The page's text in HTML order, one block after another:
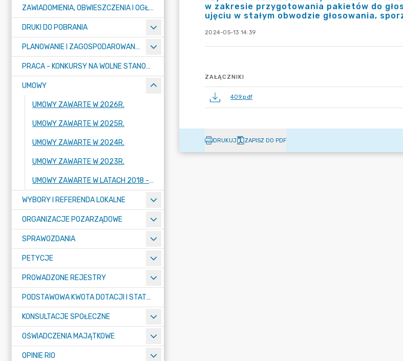
ZAWIADOMIENIA, OBWIESZCZENIA I OGŁOSZENIA
DRUKI DO POBRANIA
PLANOWANIE I ZAGOSPODAROWANIE PRZESTRZENNE
PRACA - KONKURSY NA WOLNE STANOWISKA
UMOWY
UMOWY ZAWARTE W 2026R.
UMOWY ZAWARTE W 2025R.
UMOWY ZAWARTE W 2024R.
UMOWY ZAWARTE W 2023R.
UMOWY ZAWARTE W LATACH 2018 - 2022
WYBORY I REFERENDA LOKALNE
ORGANIZACJE POZARZĄDOWE
SPRAWOZDANIA
PETYCJE
PROWADZONE REJESTRY
PODSTAWOWA KWOTA DOTACJI I STATYSTYCZNA LICZBA UCZNIÓW
KONSULTACJE SPOŁECZNE
OŚWIADCZENIA MAJĄTKOWE
OPINIE RIO
w zakresie przygotowania pakietów do
ujęciu w stałym obwodzie głosowania,
2024-05-13 14:39
ZAŁĄCZNIKI
409.pdf
DRUKUJ ZAPISZ DO PDF